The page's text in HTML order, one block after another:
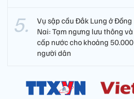
Vụ sập cầu Đắk Lung ở Đồng
Nai: Tạm ngưng lưu thông và
cấp nước cho khoảng 50.000
người dân